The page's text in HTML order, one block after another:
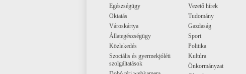
Egészségügy
Oktatás
Városkártya
Állategészségügy
Közlekedés
Szociális és gyermekjóléti
szolgáltatások
Vezető hírek
Tudomány
Gazdaság
Sport
Politika
Kultúra
Önkormányzat